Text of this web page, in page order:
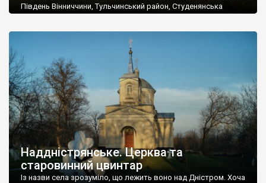
Південь Вінниччини, Тульчинський район, Студенянська
старовинний цвинтар із кам’яними хрестами. Всі епітафії, які
збереглися, написані кирилицею, церковнослов’янською
мовою. За всіма традиційними ознаками – цвинтар
український. Хрести датуються 19 століттям. У 1924-1940
роках Болган […]
Наддністрянське. Церква та
старовинний цвинтар
Із назви села зрозуміло, що лежить воно над Дністром. Хоча